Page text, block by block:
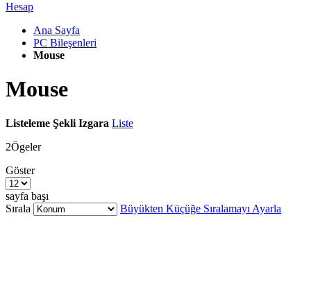
Hesap
Ana Sayfa
PC Bileşenleri
Mouse
Mouse
Listeleme Şekli Izgara Liste
2Ögeler
Göster
sayfa başı
Sırala
Büyükten Küçüğe Sıralamayı Ayarla